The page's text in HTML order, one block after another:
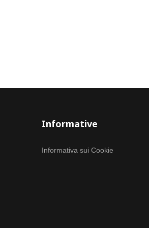
Informative
Informativa sui Cookie